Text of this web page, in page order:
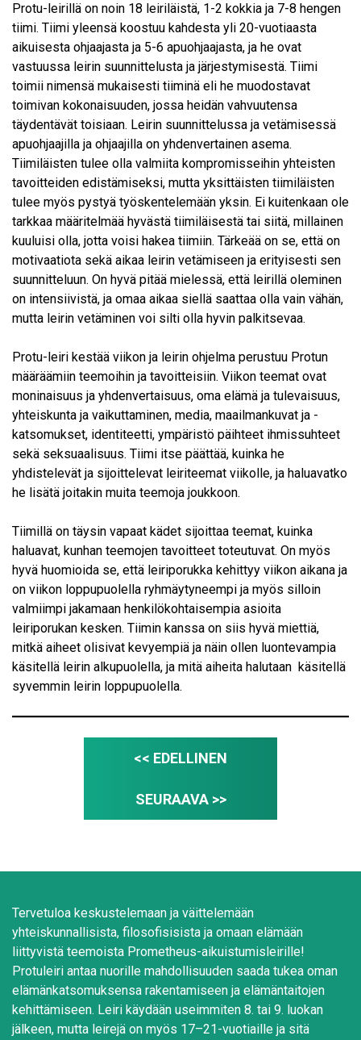
Protu-leirillä on noin 18 leiriläistä, 1-2 kokkia ja 7-8 hengen
tiimi. Tiimi yleensä koostuu kahdesta yli 20-vuotiaasta
aikuisesta ohjaajasta ja 5-6 apuohjaajasta, ja he ovat
vastuussa leirin suunnittelusta ja järjestymisestä. Tiimi
toimii nimensä mukaisesti tiiminä eli he muodostavat
toimivan kokonaisuuden, jossa heidän vahvuutensa
täydentävät toisiaan. Leirin suunnittelussa ja vetämisessä
apuohjaajilla ja ohjaajilla on yhdenvertainen asema.
Tiimiläisten tulee olla valmiita kompromisseihin yhteisten
tavoitteiden edistämiseksi, mutta yksittäisten tiimiläisten
tulee myös pystyä työskentelemään yksin. Ei kuitenkaan ole
tarkkaa määritelmää hyvästä tiimiläisestä tai siitä, millainen
kuuluisi olla, jotta voisi hakea tiimiin. Tärkeää on se, että on
motivaatiota sekä aikaa leirin vetämiseen ja erityisesti sen
suunnitteluun. On hyvä pitää mielessä, että leirillä oleminen
on intensiivistä, ja omaa aikaa siellä saattaa olla vain vähän,
mutta leirin vetäminen voi silti olla hyvin palkitsevaa.
Protu-leiri kestää viikon ja leirin ohjelma perustuu Protun
määräämiin teemoihin ja tavoitteisiin. Viikon teemat ovat
moninaisuus ja yhdenvertaisuus, oma elämä ja tulevaisuus,
yhteiskunta ja vaikuttaminen, media, maailmankuvat ja -
katsomukset, identiteetti, ympäristö päihteet ihmissuhteet
sekä seksuaalisuus. Tiimi itse päättää, kuinka he
yhdistelevät ja sijoittelevat leiriteemat viikolle, ja haluavatko
he lisätä joitakin muita teemoja joukkoon.
Tiimillä on täysin vapaat kädet sijoittaa teemat, kuinka
haluavat, kunhan teemojen tavoitteet toteutuvat. On myös
hyvä huomioida se, että leiriporukka kehittyy viikon aikana ja
on viikon loppupuolella ryhmäytyneempi ja myös silloin
valmiimpi jakamaan henkilökohtaisempia asioita
leiriporukan kesken. Tiimin kanssa on siis hyvä miettiä,
mitkä aiheet olisivat kevyempiä ja näin ollen luontevampia
käsitellä leirin alkupuolella, ja mitä aiheita halutaan käsitellä
syvemmin leirin loppupuolella.
<< EDELLINEN
SEURAAVA >>
Tervetuloa keskustelemaan ja väittelemään
yhteiskunnallisista, filosofisisista ja omaan elämään
liittyvistä teemoista Prometheus-aikuistumisleirille!
Protuleiri antaa nuorille mahdollisuuden saada tukea oman
elämänkatsomuksensa rakentamiseen ja elämäntaitojen
kehittämiseen. Leiri käydään useimmiten 8. tai 9. luokan
jälkeen, mutta leirejä on myös 17–21-vuotiaille ja sitä